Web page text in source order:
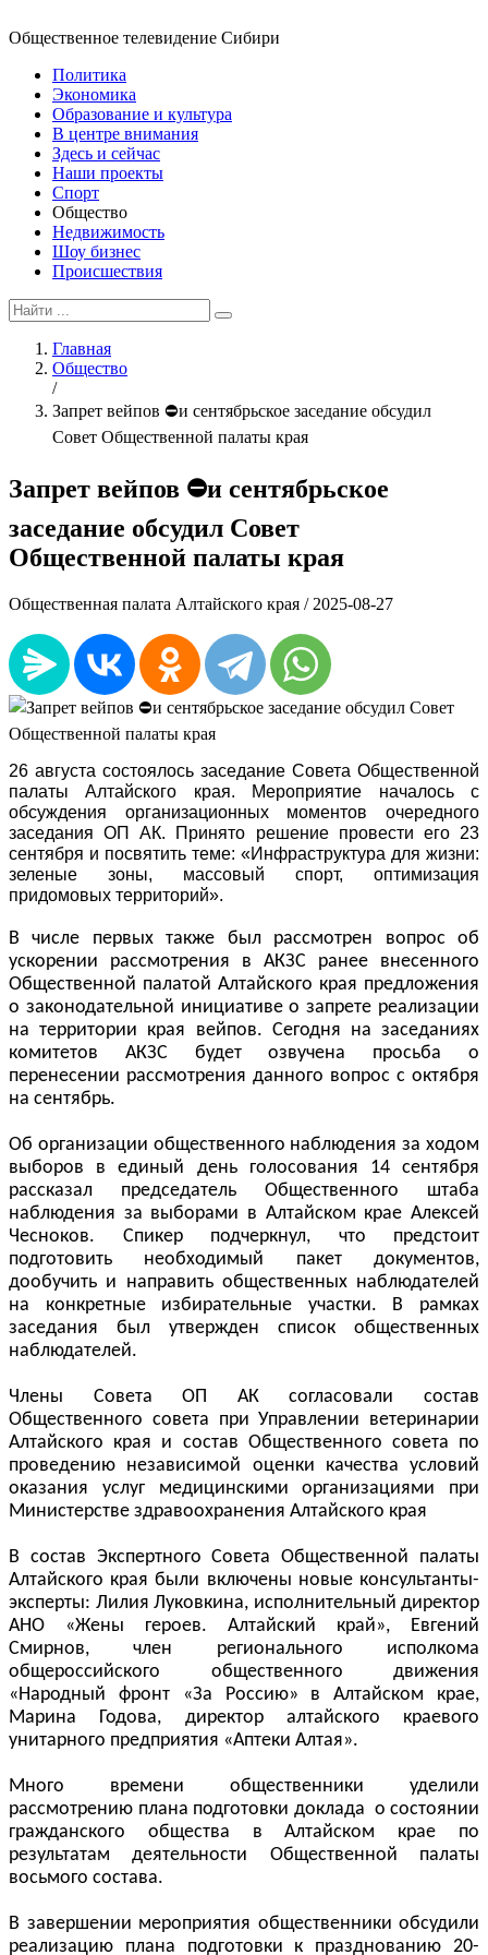
Общественное телевидение Сибири
Политика
Экономика
Образование и культура
В центре внимания
Здесь и сейчас
Наши проекты
Спорт
Общество
Недвижимость
Шоу бизнес
Происшествия
Главная
Общество
/
Запрет вейпов ⛔и сентябрьское заседание обсудил
Совет Общественной палаты края
Запрет вейпов ⛔и сентябрьское
заседание обсудил Совет
Общественной палаты края
Общественная палата Алтайского края / 2025-08-27
26 августа состоялось заседание Совета Общественной
палаты Алтайского края. Мероприятие началось с
обсуждения организационных моментов очередного
заседания ОП АК. Принято решение провести его 23
сентября и посвятить теме: «Инфраструктура для жизни:
зеленые зоны, массовый спорт, оптимизация
придомовых территорий».
В числе первых также был рассмотрен вопрос об
ускорении рассмотрения в АКЗС ранее внесенного
Общественной палатой Алтайского края предложения
о законодательной инициативе о запрете реализации
на территории края вейпов. Сегодня на заседаниях
комитетов АКЗС будет озвучена просьба о
перенесении рассмотрения данного вопрос с октября
на сентябрь.
Об организации общественного наблюдения за ходом
выборов в единый день голосования 14 сентября
рассказал председатель Общественного штаба
наблюдения за выборами в Алтайском крае Алексей
Чесноков. Спикер подчеркнул, что предстоит
подготовить необходимый пакет документов,
дообучить и направить общественных наблюдателей
на конкретные избирательные участки. В рамках
заседания был утвержден список общественных
наблюдателей.
Члены Совета ОП АК согласовали состав
Общественного совета при Управлении ветеринарии
Алтайского края и состав Общественного совета по
проведению независимой оценки качества условий
оказания услуг медицинскими организациями при
Министерстве здравоохранения Алтайского края
В состав Экспертного Совета Общественной палаты
Алтайского края были включены новые консультанты-
эксперты: Лилия Луковкина, исполнительный директор
АНО «Жены героев. Алтайский край», Евгений
Смирнов, член регионального исполкома
общероссийского общественного движения
«Народный фронт «За Россию» в Алтайском крае,
Марина Годова, директор алтайского краевого
унитарного предприятия «Аптеки Алтая».
Много времени общественники уделили
рассмотрению плана подготовки доклада о состоянии
гражданского общества в Алтайском крае по
результатам деятельности Общественной палаты
восьмого состава.
В завершении мероприятия общественники обсудили
реализацию плана подготовки к празднованию 20-